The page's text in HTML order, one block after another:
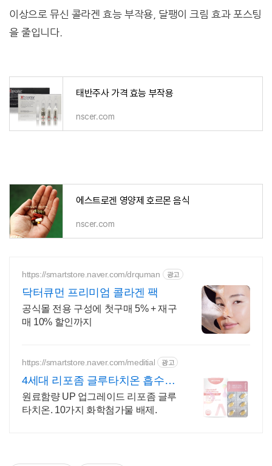
이상으로 뮤신 콜라겐 효능 부작용, 달팽이 크림 효과 포스팅
을 줄입니다.
태반주사 가격 효능 부작용
nscer.com
에스트로겐 영양제 호르몬 음식
nscer.com
https://smartstore.naver.com/drquman 광고
닥터큐먼 프리미엄 콜라겐 팩
공식몰 전용 구성에 첫구매 5% + 재구
매 10% 할인까지
https://smartstore.naver.com/meditial 광고
4세대 리포좀 글루타치온 흡수
율,순도 높은 글루타치온
원료함량 UP 업그레이드 리포좀 글루
타치온. 10가지 화학첨가물 배제.